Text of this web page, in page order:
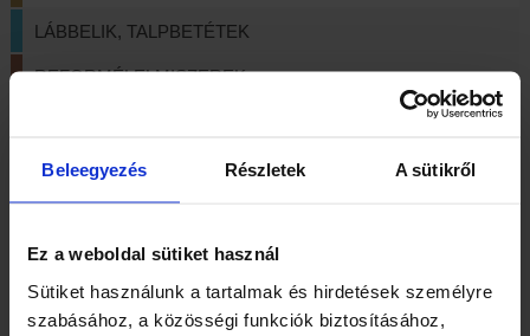
Beleegyezés Részletek A sütikről
Ez a weboldal sütiket használ
Sütiket használunk a tartalmak és hirdetések személyre
szabásához, a közösségi funkciók biztosításához,
LÁBBELIK, TALPBETÉTEK
REFORMÉLELMISZEREK
NYITOLAP WEBSHOP
SZEMKÖRNYÉKÁPOLÓK
Ajánlatunk